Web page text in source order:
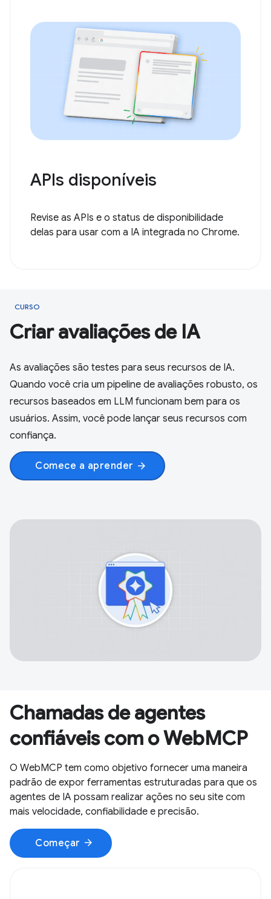
APIs disponíveis
Revise as APIs e o status de disponibilidade
delas para usar com a IA integrada no Chrome.
CURSO
Criar avaliações de IA
As avaliações são testes para seus recursos de IA.
Quando você cria um pipeline de avaliações robusto, os
recursos baseados em LLM funcionam bem para os
usuários. Assim, você pode lançar seus recursos com
confiança.
Comece a aprender arrow_forward
Chamadas de agentes
confiáveis com o WebMCP
O WebMCP tem como objetivo fornecer uma maneira
padrão de expor ferramentas estruturadas para que os
agentes de IA possam realizar ações no seu site com
mais velocidade, confiabilidade e precisão.
Começar arrow_forward